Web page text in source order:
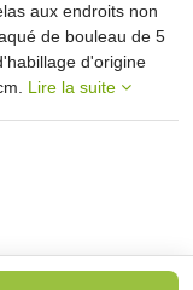
aux endroits non
de bouleau de 5
d'origine
Lire la suite